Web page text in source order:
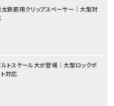
鉄筋用クリップスペーサー｜大型対
トスケール大が登場｜大型ロックボ
対応